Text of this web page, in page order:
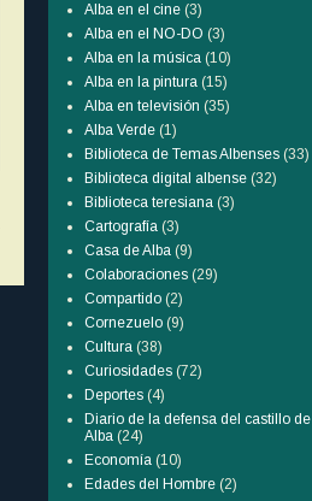
Alba en el cine (3)
Alba en el NO-DO (3)
Alba en la música (10)
Alba en la pintura (15)
Alba en televisión (35)
Alba Verde (1)
Biblioteca de Temas Albenses (33)
Biblioteca digital albense (32)
Biblioteca teresiana (3)
Cartografía (3)
Casa de Alba (9)
Colaboraciones (29)
Compartido (2)
Cornezuelo (9)
Cultura (38)
Curiosidades (72)
Deportes (4)
Diario de la defensa del castillo de
Alba (24)
Economía (10)
Edades del Hombre (2)